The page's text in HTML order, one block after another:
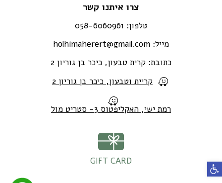
פתח סרגל נגישות
צרו איתנו קשר
טלפון: 058-6060961
מייל: holhimaherert@gmail.com
כתובת: קרית טבעון, כיכר בן גוריון 2
קריית וטבעון, כיכר בן גוריון 2
רמת ישי, האקליפטוס 3- סטריט מול
GIFT CARD